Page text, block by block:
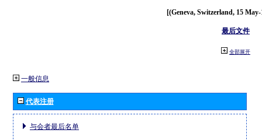
[(Geneva, Switzerland, 15
最后文件
全部展开
一般信息
代表注册
与会者最后名单